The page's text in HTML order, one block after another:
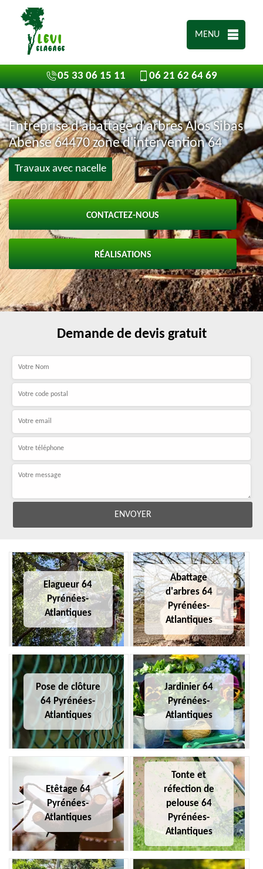
MENU
05 33 06 15 11 06 21 62 64 69
Entreprise d'abattage d'arbres Alos Sibas
Abense 64470 zone d'intervention 64
Travaux avec nacelle
CONTACTEZ-NOUS
RÉALISATIONS
Demande de devis gratuit
Elagueur 64
Pyrénées-
Atlantiques
Abattage
d'arbres 64
Pyrénées-
Atlantiques
Pose de clôture
64 Pyrénées-
Atlantiques
Jardinier 64
Pyrénées-
Atlantiques
Etêtage 64
Pyrénées-
Atlantiques
Tonte et
réfection de
pelouse 64
Pyrénées-
Atlantiques